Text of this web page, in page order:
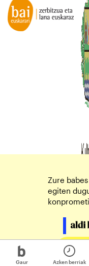
Gaur Azken berriak
Zure
egiten